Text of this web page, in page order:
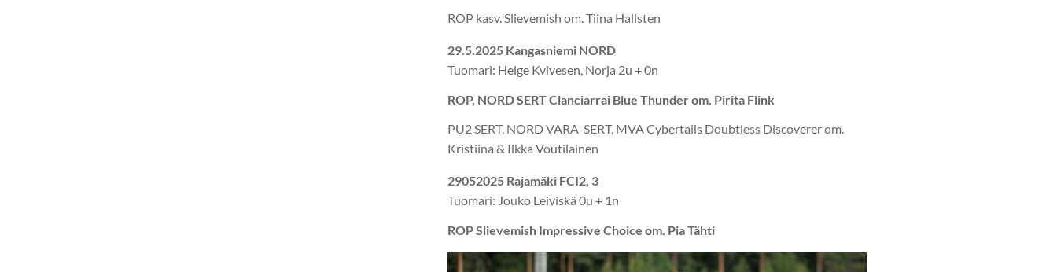
ROP kasv. Slievemish om. Tiina Hallsten
29.5.2025 Kangasniemi NORD
Tuomari: Helge Kvivesen, Norja 2u + 0n
ROP, NORD SERT Clanciarrai Blue Thunder om. Pirita Flink
PU2 SERT, NORD VARA-SERT, MVA Cybertails Doubtless Discoverer om.
Kristiina & Ilkka Voutilainen
29052025 Rajamäki FCI2, 3
Tuomari: Jouko Leiviskä 0u + 1n
ROP Slievemish Impressive Choice om. Pia Tähti